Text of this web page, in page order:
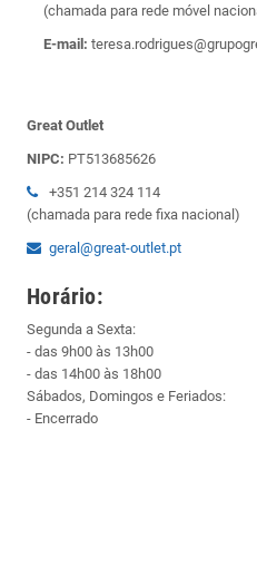
(chamada para rede móvel
E-mail:
Great Outlet
NIPC: PT513685626
+351 214 324 114
(chamada para rede fixa nacional)
geral@great-outlet.pt
Horário:
Segunda a Sexta:
- das 9h00 às 13h00
- das 14h00 às 18h00
Sábados, Domingos e Feriados:
- Encerrado